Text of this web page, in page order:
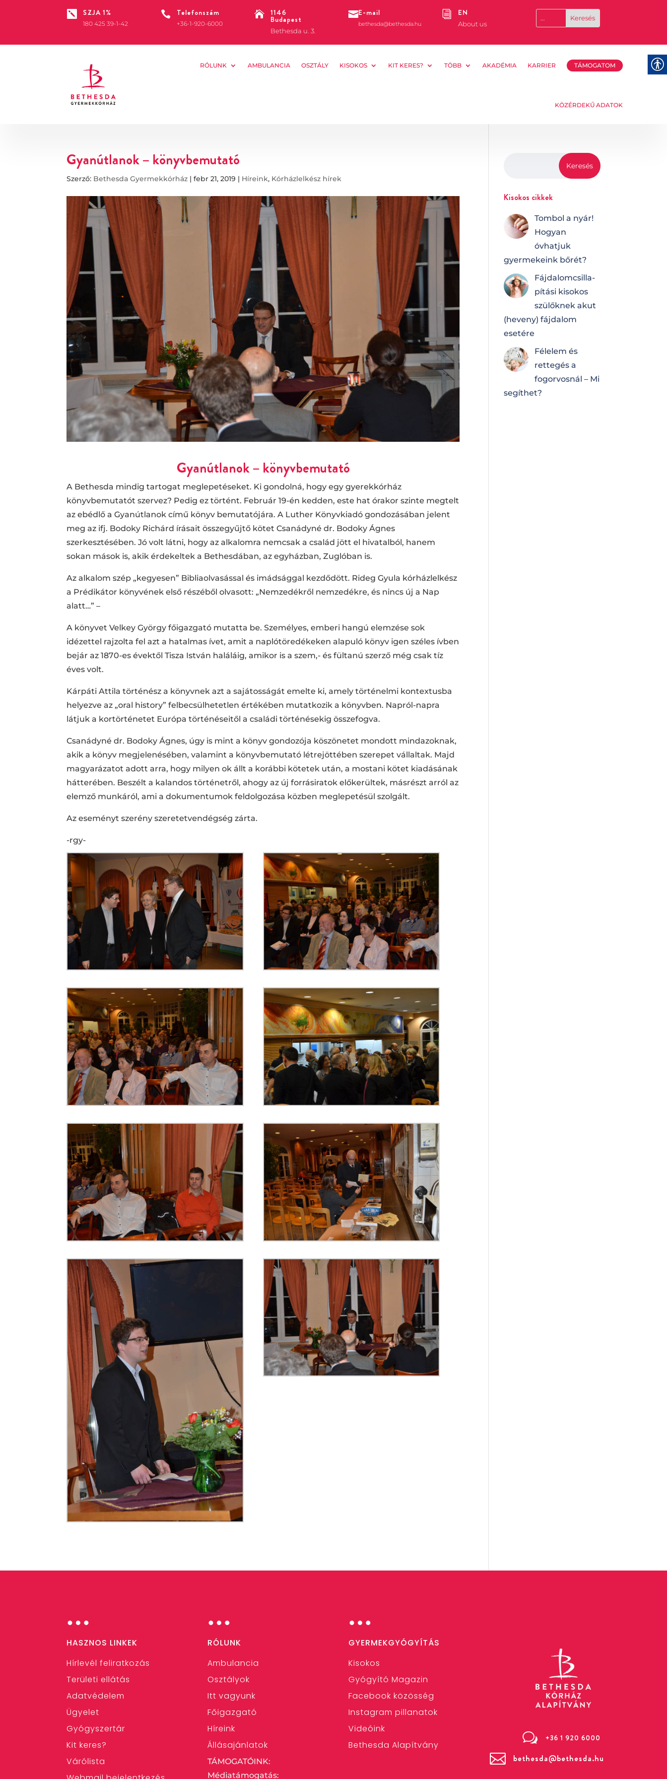
 SZJA 1%
180 425 39-1-42
 Telefonszám
+36-1-920-6000
 1146
Budapest
Bethesda u. 3.
E-mail
bethesda@bethesda.hu
i EN
About us
RÓLUNK AMBULANCIA OSZTÁLY KISOKOS KIT KERES? TÖBB AKADÉMIA KARRIER TÁMOGATOM
KÖZÉRDEKŰ ADATOK
Gyanútlanok – könyvbemutató
Szerző: Bethesda Gyermekkórház |febr 21, 2019 | Híreink, Kórházlelkész hírek
Gyanútlanok – könyvbemutató
A Bethesda mindig tartogat meglepetéseket. Ki gondolná, hogy egy gyerekkórház
könyvbemutatót szervez? Pedig ez történt. Február 19-én kedden, este hat órakor szinte megtelt
az ebédlő a Gyanútlanok című könyv bemutatójára. A Luther Könyvkiadó gondozásában jelent
meg az ifj. Bodoky Richárd írásait összegyűjtő kötet Csanádyné dr. Bodoky Ágnes
szerkesztésében. Jó volt látni, hogy az alkalomra nemcsak a család jött el hivatalból, hanem
sokan mások is, akik érdekeltek a Bethesdában, az egyházban, Zuglóban is.
Az alkalom szép „kegyesen” Bibliaolvasással és imádsággal kezdődött. Rideg Gyula kórházlelkész
a Prédikátor könyvének első részéből olvasott: „Nemzedékről nemzedékre, és nincs új a Nap
alatt…” –
A könyvet Velkey György főigazgató mutatta be. Személyes, emberi hangú elemzése sok
idézettel rajzolta fel azt a hatalmas ívet, amit a naplótöredékeken alapuló könyv igen széles ívben
bejár az 1870-es évektől Tisza István haláláig, amikor is a szem,- és fültanú szerző még csak tíz
éves volt.
Kárpáti Attila történész a könyvnek azt a sajátosságát emelte ki, amely történelmi kontextusba
helyezve az „oral history” felbecsülhetetlen értékében mutatkozik a könyvben. Napról-napra
látjuk a kortörténetet Európa történéseitől a családi történésekig összefogva.
Csanádyné dr. Bodoky Ágnes, úgy is mint a könyv gondozója köszönetet mondott mindazoknak,
akik a könyv megjelenésében, valamint a könyvbemutató létrejöttében szerepet vállaltak. Majd
magyarázatot adott arra, hogy milyen ok állt a korábbi kötetek után, a mostani kötet kiadásának
hátterében. Beszélt a kalandos történetről, ahogy az új forrásiratok előkerültek, másrészt arról az
elemző munkáról, ami a dokumentumok feldolgozása közben meglepetésül szolgált.
Az eseményt szerény szeretetvendégség zárta.
-rgy-
Kisokos cikkek
Tombol a nyár!
Hogyan
óvhatjuk
gyermekeink bőrét?
Fájdalomcsilla­
pí­tá­si kisokos
szülőknek akut
(heveny) fájdalom
esetére
Félelem és
rettegés a
fogorvosnál – Mi
segíthet?
…
HASZNOS LINKEK
Hírlevél feliratkozás
Területi ellátás
Adatvédelem
Ügyelet
Gyógyszertár
Kit keres?
Várólista
…
RÓLUNK
Ambulancia
Osztályok
Itt vagyunk
Főigazgató
Híreink
Állásajánlatok
TÁMOGATÓINK:
Médiatámogatás:
…
GYERMEKGYÓGYÍTÁS
Kisokos
Gyógyító Magazin
Facebook közösség
Instagram pillanatok
Videóink
Bethesda Alapítvány
w +36 1 920 6000
 bethesda@bethesda.hu